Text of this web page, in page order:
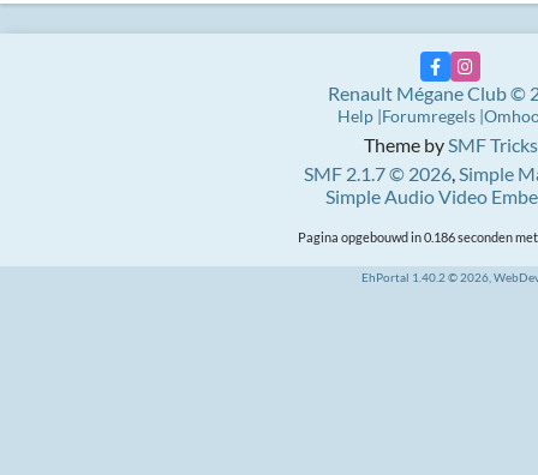
Theme bySMF Tricks
SMF 2.1.7 © 2026,Simple
Simple Audio Video
Renault Mégane Club ©
Help Forumregels
Pagina opgebouwd in 0.186 seconden
EhPortal 1.40.2 © 2026,